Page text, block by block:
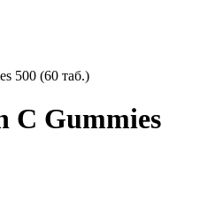
500 (60 таб.)
C Gummies